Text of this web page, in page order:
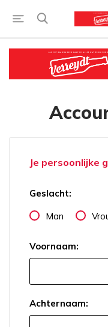
Je persoonlijke
Geslacht:
Man
Voornaam:
Achternaam: